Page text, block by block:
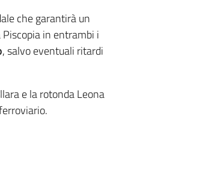
che garantirà un
in entrambi i
, salvo eventuali ritardi
e la rotonda Leona